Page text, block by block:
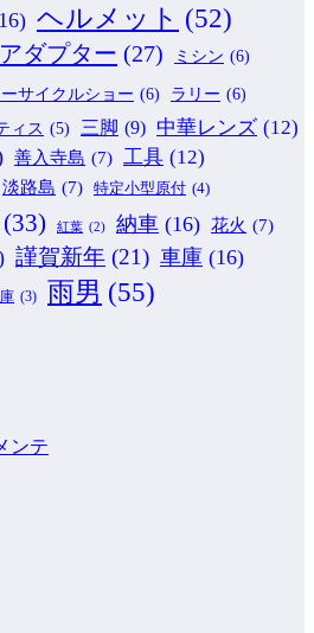
ヘルメット (52)
ダプター (27) ミシン (6)
サイクルショー (6) ラリー (6)
ィス (5) 三脚 (9) 中華レンズ (12)
善入寺島 (7) 工具 (12)
淡路島 (7) 特定小型原付 (4)
(33) 紅葉 (2) 納車 (16) 花火 (7)
謹賀新年 (21) 車庫 (16)
(3) 雨男 (55)
ンテ